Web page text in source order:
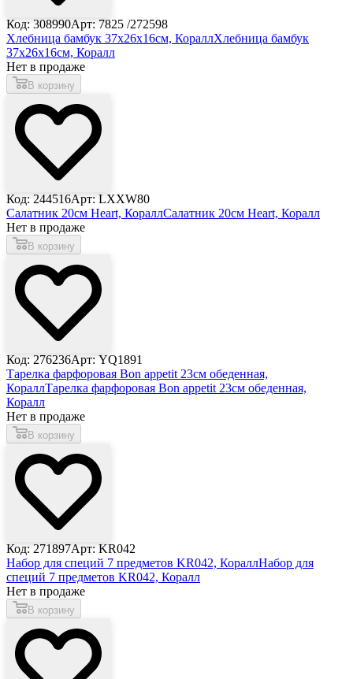
Код: 308990Арт: 7825 /272598
Хлебница бамбук 37х26х16см, КораллХлебница бамбук
37х26х16см, Коралл
Нет в продаже
В корзину
Код: 244516Арт: LXXW80
Салатник 20см Heart, КораллСалатник 20см Heart, Коралл
Нет в продаже
В корзину
Код: 276236Арт: YQ1891
Тарелка фарфоровая Bon appetit 23см обеденная,
КораллТарелка фарфоровая Bon appetit 23см обеденная,
Коралл
Нет в продаже
В корзину
Код: 271897Арт: KR042
Набор для специй 7 предметов KR042, КораллНабор для
специй 7 предметов KR042, Коралл
Нет в продаже
В корзину